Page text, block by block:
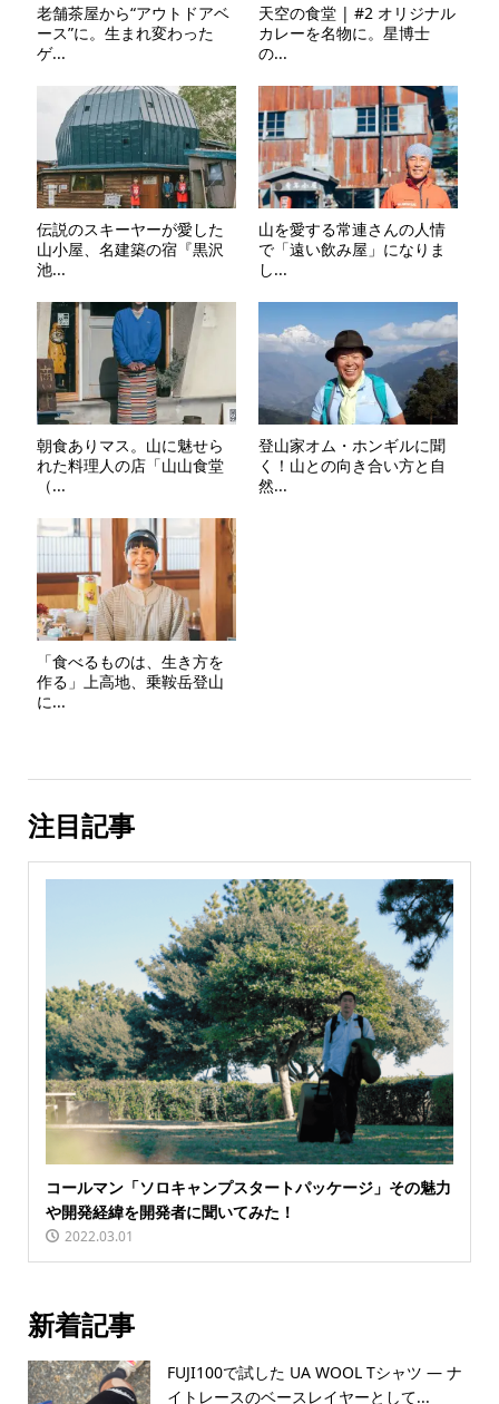
老舗茶屋から“アウトドアベ
ース”に。生まれ変わった
ゲ...
天空の食堂 | #2 オリジナル
カレーを名物に。星博士
の...
伝説のスキーヤーが愛した
山小屋、名建築の宿『黒沢
池...
山を愛する常連さんの人情
で「遠い飲み屋」になりま
し...
朝食ありマス。山に魅せら
れた料理人の店「山山食堂
（...
登山家オム・ホンギルに聞
く！山との向き合い方と自
然...
「食べるものは、生き方を
作る」上高地、乗鞍岳登山
に...
注目記事
コールマン「ソロキャンプスタートパッケージ」その魅力
や開発経緯を開発者に聞いてみた！
2022.03.01
新着記事
FUJI100で試した UA WOOL Tシャツ — ナ
イトレースのベースレイヤーとして...